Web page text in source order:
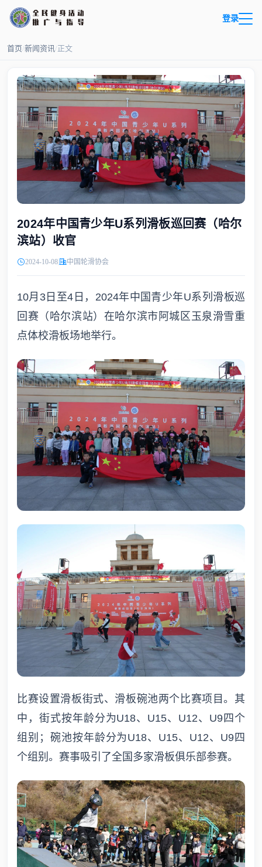
登录
首页/新闻资讯/正文
2024年中国青少年U系列滑板巡回赛（哈尔
滨站）收官
2024-10-08 中国轮滑协会
10月3日至4日，2024年中国青少年U系列滑板巡
回赛（哈尔滨站）在哈尔滨市阿城区玉泉滑雪重
点体校滑板场地举行。
比赛设置滑板街式、滑板碗池两个比赛项目。其
中，街式按年龄分为U18、U15、U12、U9四个
组别；碗池按年龄分为U18、U15、U12、U9四
个组别。赛事吸引了全国多家滑板俱乐部参赛。